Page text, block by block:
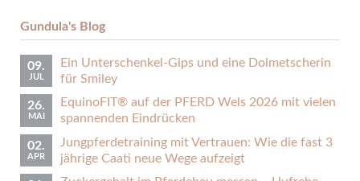
Gundula's Blog
09.
JUL
Ein Unterschenkel-Gips und eine Dolmetscherin
für Smiley
26.
MAI
EquinoFIT® auf der PFERD Wels 2026 mit vielen
spannenden Eindrücken
02.
APR
Jungpferdetraining mit Vertrauen: Wie die fast 3
jährige Caati neue Wege aufzeigt